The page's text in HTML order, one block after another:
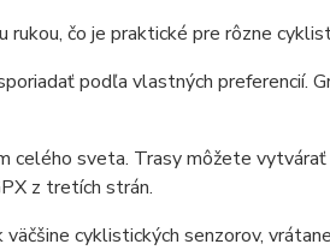
čo je praktické pre rôzne
podľa vlastných preferencií.
celého sveta. Trasy môžete vytvárať
z tretích strán.
cyklistických senzorov,